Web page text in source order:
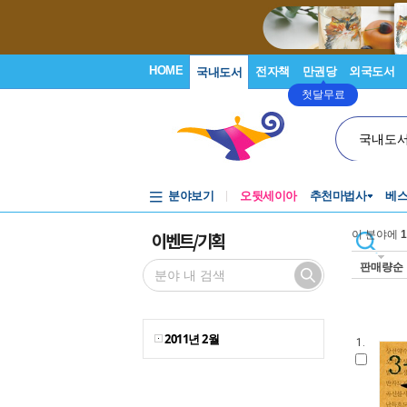
HOME 국내도서 전자책 만권당
첫달무료
외국도서
국내도
분야보기 오뒷세이아 추천마법사 베
이벤트/기획
2011년 2월
이 분야에
판매량순
1.